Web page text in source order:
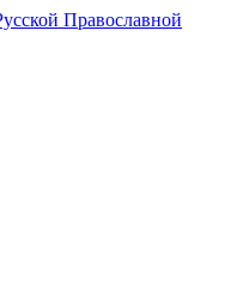
Православной